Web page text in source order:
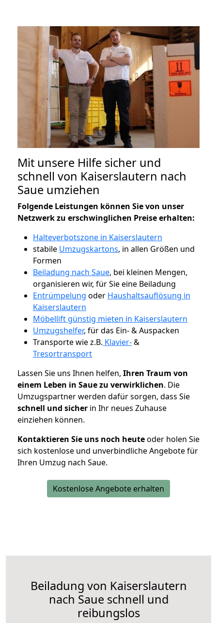
Mit unsere Hilfe sicher und
schnell von Kaiserslautern nach
Saue umziehen
Folgende Leistungen können Sie von unser
Netzwerk zu erschwinglichen Preise erhalten:
Halteverbotszone in Kaiserslautern
stabile Umzugskartons, in allen Größen und
Formen
Beiladung nach Saue, bei kleinen Mengen,
organisieren wir, für Sie eine Beiladung
Entrümpelung oder Haushaltsauflösung in
Kaiserslautern
Möbellift günstig mieten in Kaiserslautern
Umzugshelfer, für das Ein- & Auspacken
Transporte wie z.B. Klavier-&
Tresortransport
Lassen Sie uns Ihnen helfen, Ihren Traum von
einem Leben in Saue zu verwirklichen. Die
Umzugspartner werden dafür sorgen, dass Sie
schnell und sicher in Ihr neues Zuhause
einziehen können.
Kontaktieren Sie uns noch heuteoder holen Sie
sich kostenlose und unverbindliche Angebote für
Ihren Umzug nach Saue.
Kostenlose Angebote erhalten
Beiladung von Kaiserslautern
nach Saue schnell und
reibungslos